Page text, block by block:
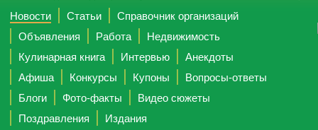
Новости Статьи
Справочник организаций
Объявления
Работа
Недвижимость
Кулинарная книга
Интервью
Анекдоты
Афиша
Конкурсы Купоны
Вопросы-ответы
Блоги
Фото-факты
Видео сюжеты
Поздравления
Издания